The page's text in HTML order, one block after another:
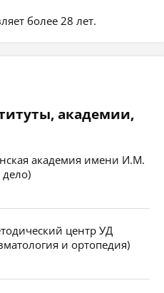
более 28 лет.
академии,
академия имени И.М.
центр УД
и ортопедия)